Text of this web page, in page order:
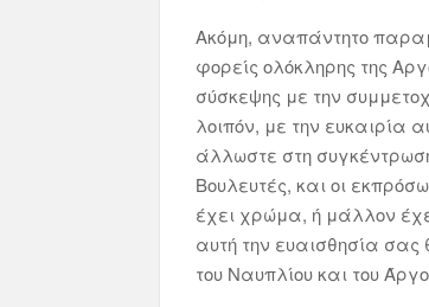
Ακόμη, αναπάντητο
φορείς ολόκληρης της
σύσκεψης με την
λοιπόν, με την ευκαιρία
άλλωστε στη
Βουλευτές, και οι
έχει χρώμα, ή μάλλον
αυτή την ευαισθησία σας
του Ναυπλίου και του